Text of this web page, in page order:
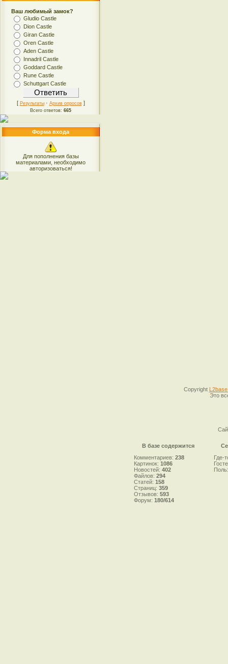
Ваш любимый замок?
Gludio Castle
Dion Castle
Giran Castle
Oren Castle
Aden Castle
Innadril Castle
Goddard Castle
Rune Castle
Schuttgart Castle
[ Результаты· Архив опросов]
Всего ответов: 665
Форма входа
Для пополнения базы
материалами, необходимо
авторизоваться!
Copyright
Это
В базе содержится
Комментариев: 238
Картинок: 1086
Новостей: 402
Файлов: 294
Статей: 158
Страниц: 359
Отзывов: 593
Форум: 180/614
Где-